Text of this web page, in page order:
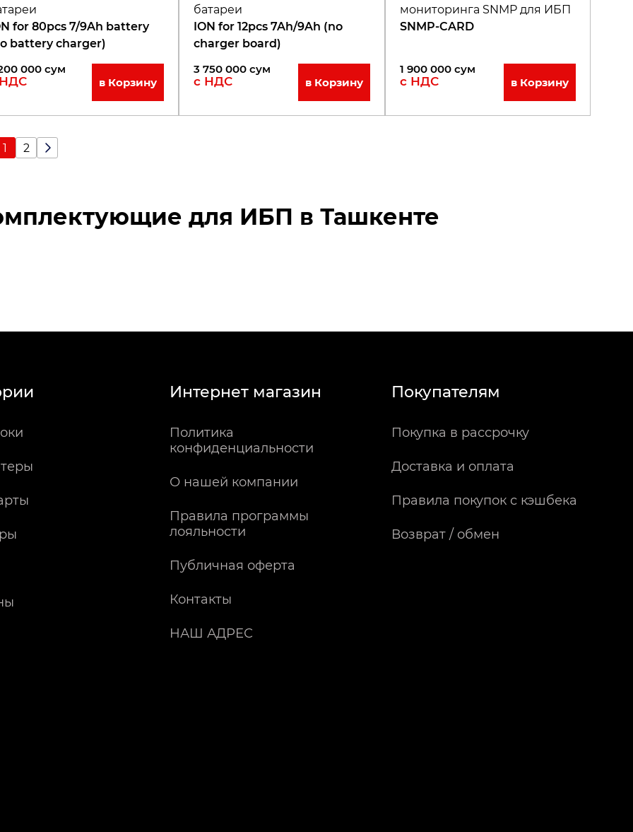
7/9Ah battery
battery charger)
000 сум
в Корзину
батареи
ION for 12pcs 7Ah/9Ah (no
charger board)
3 750 000 сум
с НДС в Корзину
мониторинга SNMP для ИБП
SNMP-CARD
1 900 000 сум
с НДС в Корзину
1 2
для ИБП в Ташкенте
Интернет магазин
Политика
конфиденциальности
О нашей компании
Правила программы
лояльности
Публичная оферта
Контакты
НАШ АДРЕС
Покупателям
Покупка в рассрочку
Доставка и оплата
Правила покупок с кэшбека
Возврат / обмен